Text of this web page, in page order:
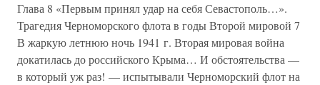
Глава 8 «Первым принял удар на себя Севастополь…».
Трагедия Черноморского флота в годы Второй мировой 7
В жаркую летнюю ночь 1941 г. Вторая мировая война
докатилась до российского Крыма… И обстоятельства —
в который уж раз! — испытывали Черноморский флот на